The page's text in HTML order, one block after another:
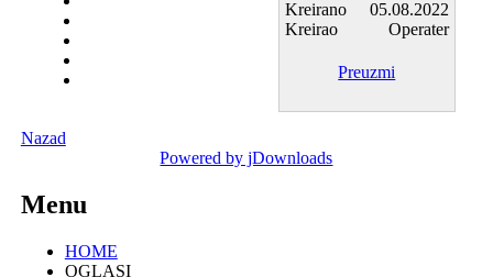
Kreirano
05.08.2022
Kreirao
Operater
Preuzmi
Nazad
Powered by jDownloads
Menu
HOME
OGLASI